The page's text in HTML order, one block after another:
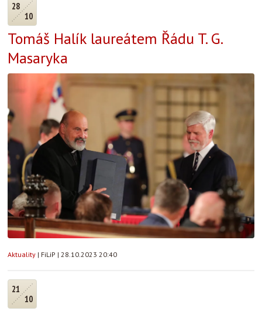
28
10
Tomáš Halík laureátem Řádu T. G.
Masaryka
Aktuality | FiLiP | 28.10.2023 20:40
21
10